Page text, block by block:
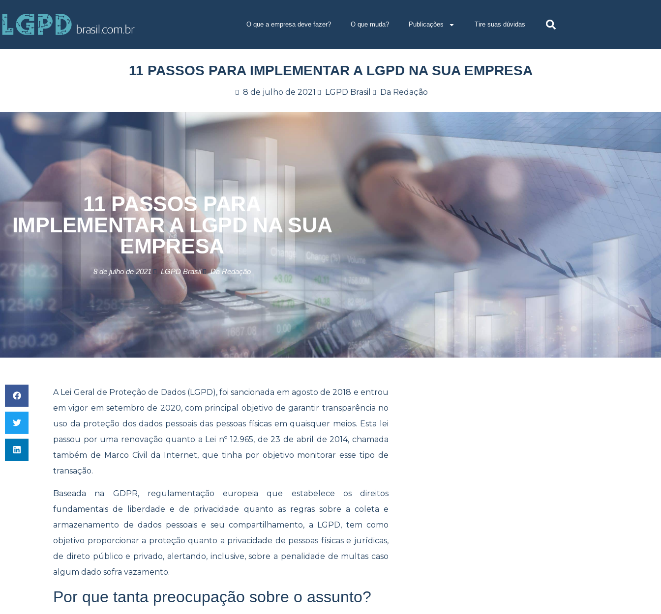
O que a empresa deve fazer? O que muda? Publicações Tire suas dúvidas
11 PASSOS PARA IMPLEMENTAR A LGPD NA SUA EMPRESA
8 de julho de 2021 LGPD Brasil Da Redação
11 PASSOS PARA
IMPLEMENTAR A LGPD NA SUA
EMPRESA
8 de julho de 2021 LGPD Brasil Da Redação
A Lei Geral de Proteção de Dados (LGPD), foi sancionada em agosto de 2018 e entrou
em vigor em setembro de 2020, com principal objetivo de garantir transparência no
uso da proteção dos dados pessoais das pessoas físicas em quaisquer meios. Esta lei
passou por uma renovação quanto a Lei nº 12.965, de 23 de abril de 2014, chamada
também de Marco Civil da Internet, que tinha por objetivo monitorar esse tipo de
transação.
Baseada na GDPR, regulamentação europeia que estabelece os direitos
fundamentais de liberdade e de privacidade quanto as regras sobre a coleta e
armazenamento de dados pessoais e seu compartilhamento, a LGPD, tem como
objetivo proporcionar a proteção quanto a privacidade de pessoas físicas e jurídicas,
de direto público e privado, alertando, inclusive, sobre a penalidade de multas caso
algum dado sofra vazamento.
Por que tanta preocupação sobre o assunto?